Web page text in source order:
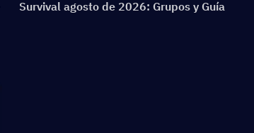
Survival agosto de 2026: Grupos y Guía